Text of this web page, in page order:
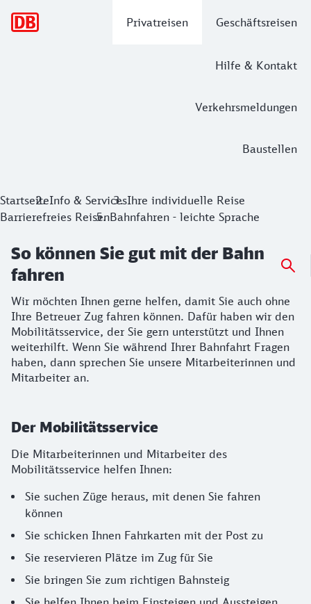
Privatreisen Geschäftsreisen
Hilfe & Kontakt
Verkehrsmeldungen
Baustellen
So können Sie gut mit der Bahn fahren
Wir möchten Ihnen gerne helfen, damit Sie auch ohne
StartseiteInfo & ServicesIhre individuelle Reise
Barrierefreies ReisenBahnfahren - leichte Sprache
So können Sie gut mit der Bahn
fahren
Wir möchten Ihnen gerne helfen, damit Sie auch ohne
Ihre Betreuer Zug fahren können. Dafür haben wir den
Mobilitätsservice, der Sie gern unterstützt und Ihnen
weiterhilft. Wenn Sie während Ihrer Bahnfahrt Fragen
haben, dann sprechen Sie unsere Mitarbeiterinnen und
Mitarbeiter an.
Der Mobilitätsservice
Die Mitarbeiterinnen und Mitarbeiter des
Mobilitätsservice helfen Ihnen:
Sie suchen Züge heraus, mit denen Sie fahren
können
Sie schicken Ihnen Fahrkarten mit der Post zu
Sie reservieren Plätze im Zug für Sie
Sie bringen Sie zum richtigen Bahnsteig